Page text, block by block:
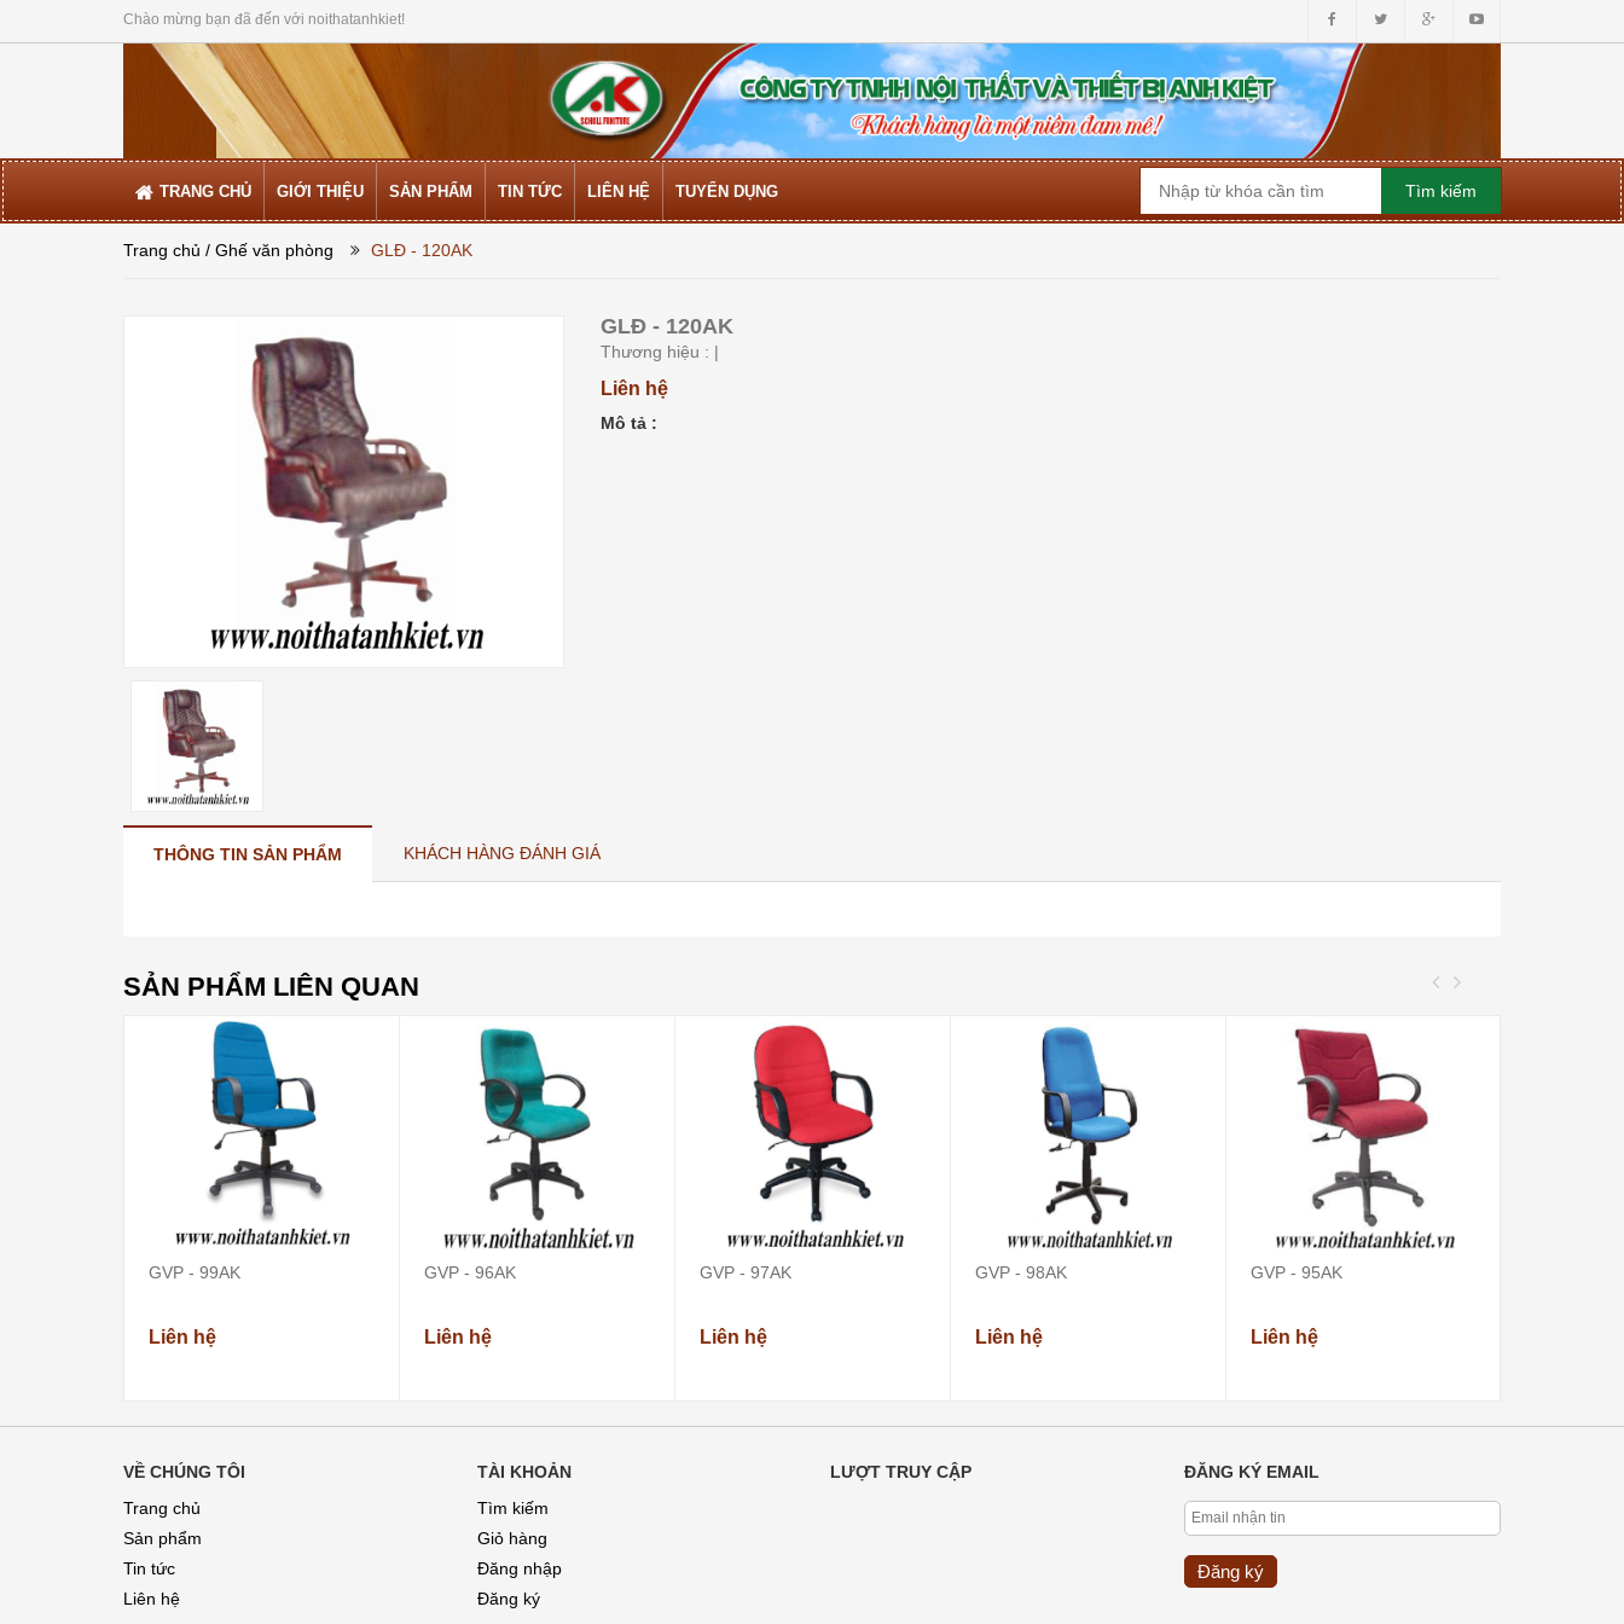
Chào mừng bạn đã đến với noithatanhkiet!
TRANG CHỦ GIỚI THIỆU SẢN PHẨM TIN TỨC LIÊN HỆ TUYỂN DỤNG
Trang chủ / Ghế văn phòng GLĐ - 120AK
GLĐ - 120AK
Thương hiệu : |
Liên hệ
Mô tả :
THÔNG TIN SẢN PHẨM KHÁCH HÀNG ĐÁNH GIÁ
SẢN PHẨM LIÊN QUAN
GVP - 99AK
Liên hệ
GVP - 96AK
Liên hệ
GVP - 97AK
Liên hệ
GVP - 98AK
Liên hệ
GVP - 95AK
Liên hệ
VỀ CHÚNG TÔI
Trang chủ
Sản phẩm
Tin tức
Liên hệ
TÀI KHOẢN
Tìm kiếm
Giỏ hàng
Đăng nhập
Đăng ký
LƯỢT TRUY CẬP ĐĂNG KÝ EMAIL
Đăng ký